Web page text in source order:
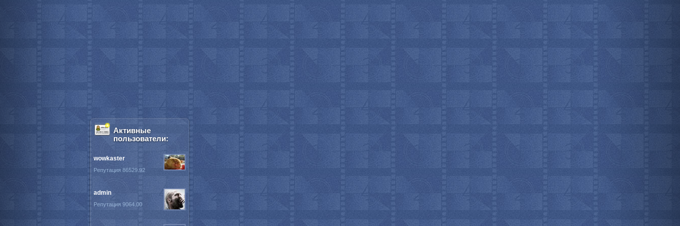
Активные
пользователи:
wowkaster
Репутация 86529.92
admin
Репутация 9064.00